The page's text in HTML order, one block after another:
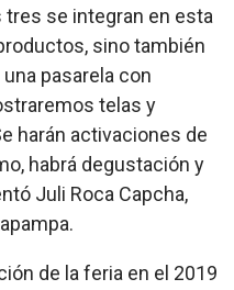
tres se integran en esta
sino también
pasarela con
telas y
harán activaciones de
habrá degustación y
Juli Roca Capcha,
de la feria en el 2019